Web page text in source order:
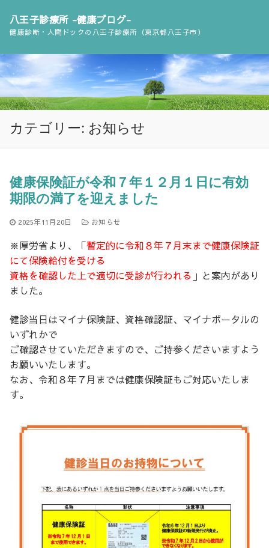
ン
ツ
へ
ス
キ
八王子診療所 -健康ブログ-
健康診断・人間ドックの八王子診療所（東京都八王子市）
カテゴリー: お知らせ
健康保険証が令和７年１２月１日に有効
期限の満了を迎えました
2025年11月20日 お知らせ
※厚労省より、「暫定的に令和８年７月末まで健康保険証
にて保険給付を受ける
資格を確認した上で適切に受診が行われる 」と案内があり
ました。
健診当日はマイナ保険証、資格確認証、マイナポータルの
いずれかで
ご確認させていただきますので、ご持参くださいますよう
お願いいたします。
なお、令和８年７月までは健康保険証もご対応いたしま
す。